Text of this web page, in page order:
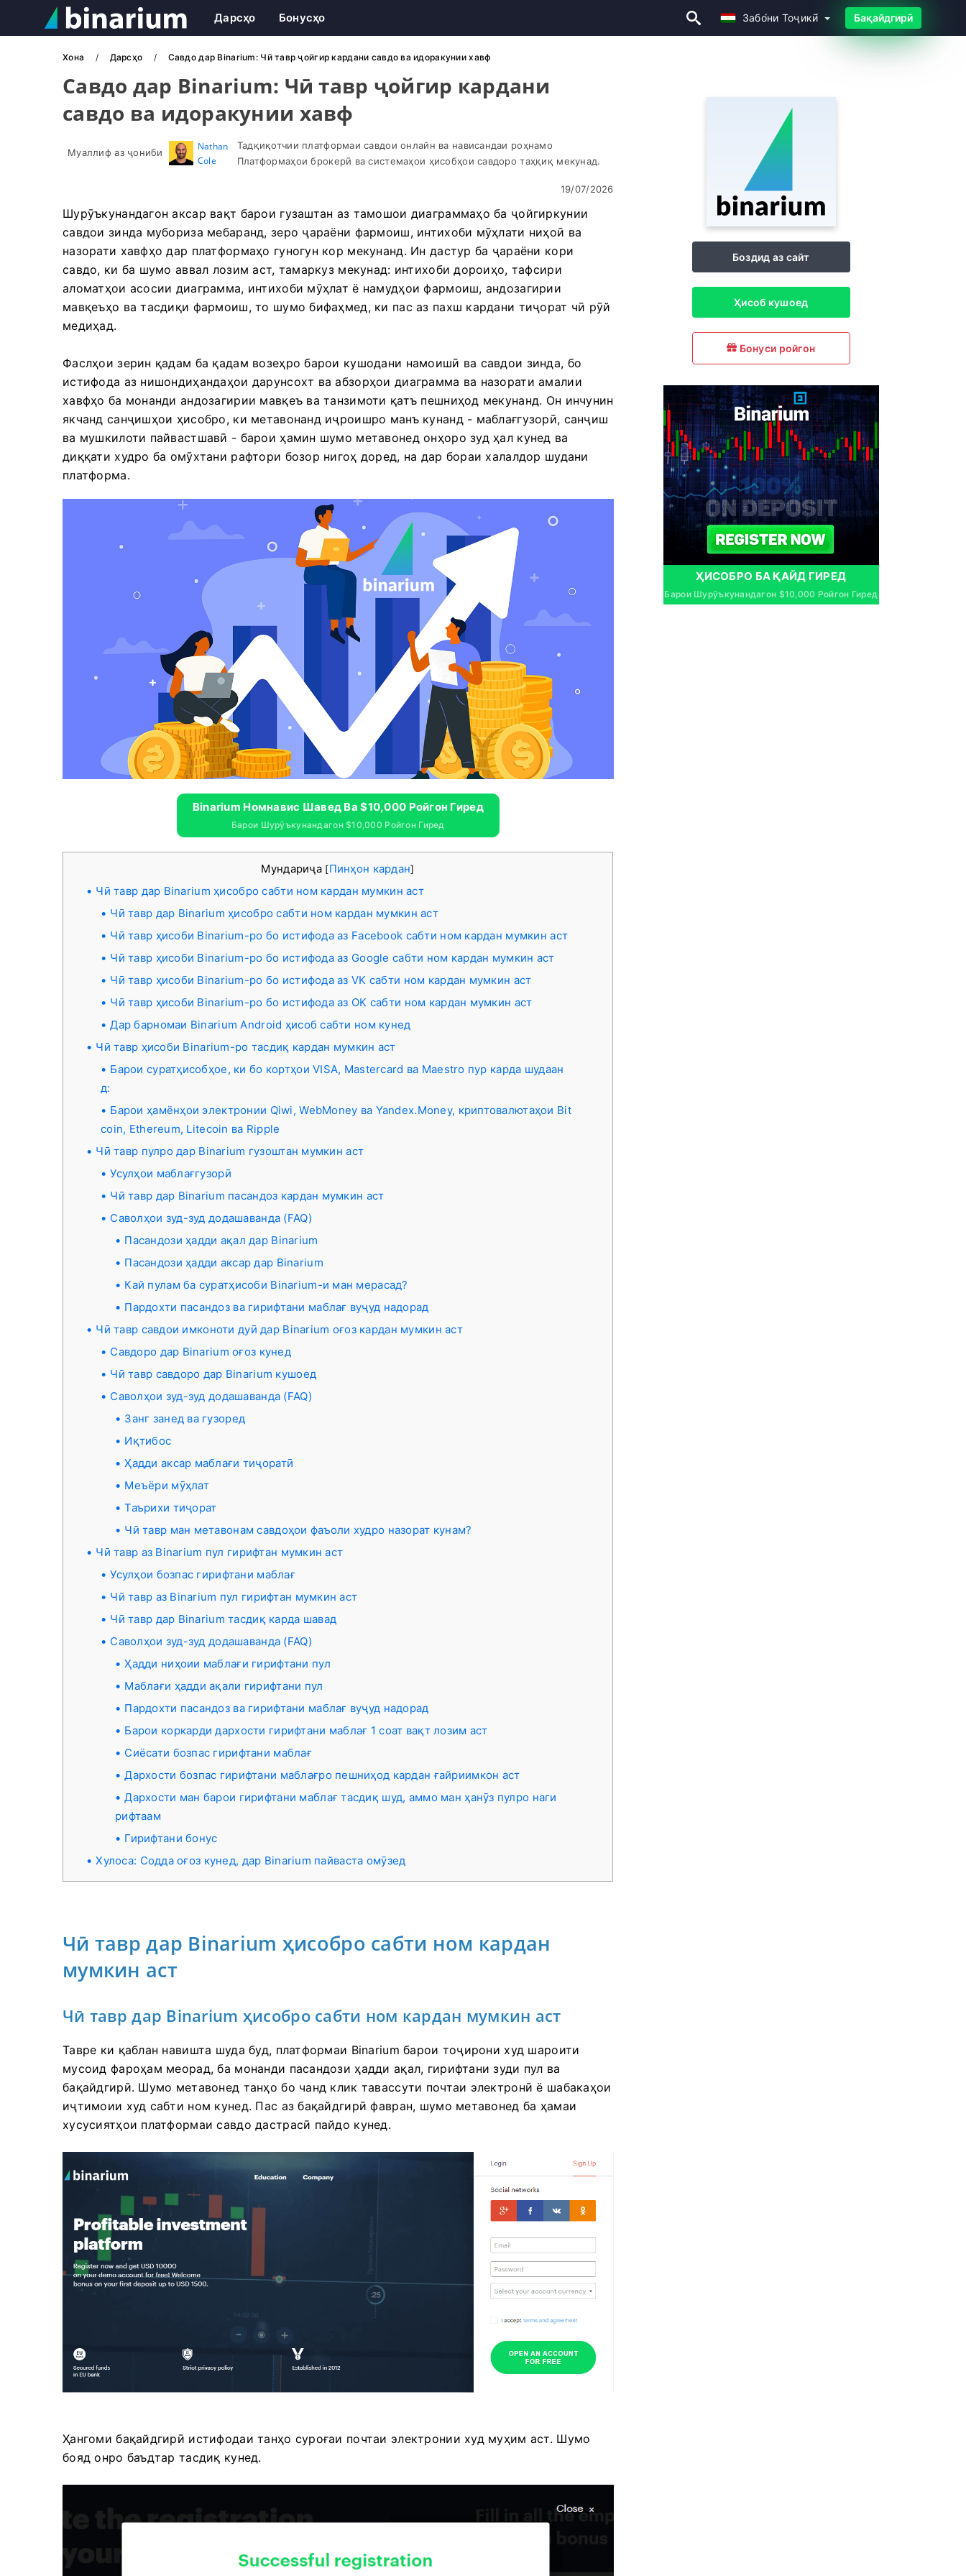
Забо́ни Тоҷикӣ́
Дарсҳо Бонусҳо Забо́ни Тоҷикӣ́ Бақайдгирӣ
Хона Дарсҳо Савдо дар Binarium: Чӣ тавр ҷойгир кардани савдо ва идоракунии хавф
Савдо дар Binarium: Чӣ тавр ҷойгир кардани
савдо ва идоракунии хавф
Муаллиф аз ҷониби
Nathan
Cole
Тадқиқотчии платформаи савдои онлайн ва нависандаи роҳнамо
Платформаҳои брокерӣ ва системаҳои ҳисобҳои савдоро таҳқиқ мекунад.
19/07/2026
Шурӯъкунандагон аксар вақт барои гузаштан аз тамошои диаграммаҳо ба ҷойгиркунии
савдои зинда мубориза мебаранд, зеро ҷараёни фармоиш, интихоби мӯҳлати ниҳоӣ ва
назорати хавфҳо дар платформаҳо гуногун кор мекунанд. Ин дастур ба ҷараёни кори
савдо, ки ба шумо аввал лозим аст, тамаркуз мекунад: интихоби дороиҳо, тафсири
аломатҳои асосии диаграмма, интихоби мӯҳлат ё намудҳои фармоиш, андозагирии
мавқеъҳо ва тасдиқи фармоиш, то шумо бифаҳмед, ки пас аз пахш кардани тиҷорат чӣ рӯй
медиҳад.
Фаслҳои зерин қадам ба қадам возеҳро барои кушодани намоишӣ ва савдои зинда, бо
истифода аз нишондиҳандаҳои дарунсохт ва абзорҳои диаграмма ва назорати амалии
хавфҳо ба монанди андозагирии мавқеъ ва танзимоти қатъ пешниҳод мекунанд. Он инчунин
якчанд санҷишҳои ҳисобро, ки метавонанд иҷроишро манъ кунанд - маблағгузорӣ, санҷиш
ва мушкилоти пайвастшавӣ - барои ҳамин шумо метавонед онҳоро зуд ҳал кунед ва
диққати худро ба омӯхтани рафтори бозор нигоҳ доред, на дар бораи халалдор шудани
платформа.
Binarium Номнавис Шавед Ва $10,000 Ройгон Гиред
Барои Шурӯъкунандагон $10,000 Ройгон Гиред
Мундариҷа [Пинҳон кардан]
Чӣ тавр дар Binarium ҳисобро сабти ном кардан мумкин аст
Чӣ тавр дар Binarium ҳисобро сабти ном кардан мумкин аст
Чӣ тавр ҳисоби Binarium-ро бо истифода аз Facebook сабти ном кардан мумкин аст
Чӣ тавр ҳисоби Binarium-ро бо истифода аз Google сабти ном кардан мумкин аст
Чӣ тавр ҳисоби Binarium-ро бо истифода аз VK сабти ном кардан мумкин аст
Чӣ тавр ҳисоби Binarium-ро бо истифода аз OK сабти ном кардан мумкин аст
Дар барномаи Binarium Android ҳисоб сабти ном кунед
Чӣ тавр ҳисоби Binarium-ро тасдиқ кардан мумкин аст
Барои суратҳисобҳое, ки бо кортҳои VISA, Mastercard ва Maestro пур карда шудаан
д:
Барои ҳамёнҳои электронии Qiwi, WebMoney ва Yandex.Money, криптовалютаҳои Bit
coin, Ethereum, Litecoin ва Ripple
Чӣ тавр пулро дар Binarium гузоштан мумкин аст
Усулҳои маблағгузорӣ
Чӣ тавр дар Binarium пасандоз кардан мумкин аст
Саволҳои зуд-зуд додашаванда (FAQ)
Пасандози ҳадди ақал дар Binarium
Пасандози ҳадди аксар дар Binarium
Кай пулам ба суратҳисоби Binarium-и ман мерасад?
Пардохти пасандоз ва гирифтани маблағ вуҷуд надорад
Чӣ тавр савдои имконоти дуӣ дар Binarium оғоз кардан мумкин аст
Савдоро дар Binarium оғоз кунед
Чӣ тавр савдоро дар Binarium кушоед
Саволҳои зуд-зуд додашаванда (FAQ)
Занг занед ва гузоред
Иқтибос
Ҳадди аксар маблағи тиҷоратӣ
Меъёри мӯҳлат
Таърихи тиҷорат
Чӣ тавр ман метавонам савдоҳои фаъоли худро назорат кунам?
Чӣ тавр аз Binarium пул гирифтан мумкин аст
Усулҳои бозпас гирифтани маблағ
Чӣ тавр аз Binarium пул гирифтан мумкин аст
Чӣ тавр дар Binarium тасдиқ карда шавад
Саволҳои зуд-зуд додашаванда (FAQ)
Ҳадди ниҳоии маблағи гирифтани пул
Маблағи ҳадди ақали гирифтани пул
Пардохти пасандоз ва гирифтани маблағ вуҷуд надорад
Барои коркарди дархости гирифтани маблағ 1 соат вақт лозим аст
Сиёсати бозпас гирифтани маблағ
Дархости бозпас гирифтани маблағро пешниҳод кардан ғайриимкон аст
Дархости ман барои гирифтани маблағ тасдиқ шуд, аммо ман ҳанӯз пулро наги
рифтаам
Гирифтани бонус
Хулоса: Содда оғоз кунед, дар Binarium пайваста омӯзед
Чӣ тавр дар Binarium ҳисобро сабти ном кардан
мумкин аст
Чӣ тавр дар Binarium ҳисобро сабти ном кардан мумкин аст
Тавре ки қаблан навишта шуда буд, платформаи Binarium барои тоҷирони худ шароити
мусоид фароҳам меорад, ба монанди пасандози ҳадди ақал, гирифтани зуди пул ва
бақайдгирӣ. Шумо метавонед танҳо бо чанд клик тавассути почтаи электронӣ ё шабакаҳои
иҷтимоии худ сабти ном кунед. Пас аз бақайдгирӣ фавран, шумо метавонед ба ҳамаи
хусусиятҳои платформаи савдо дастрасӣ пайдо кунед.
Ҳангоми бақайдгирӣ истифодаи танҳо суроғаи почтаи электронии худ муҳим аст. Шумо
бояд онро баъдтар тасдиқ кунед.
Боздид аз сайт
Ҳисоб кушоед
Бонуси ройгон
ҲИСОБРО БА ҚАЙД ГИРЕД
Барои Шурӯъкунандагон $10,000 Ройгон Гиред